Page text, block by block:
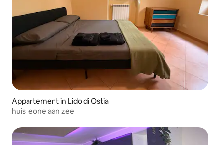
Appartement in Lido di Ostia
huis leone aan zee